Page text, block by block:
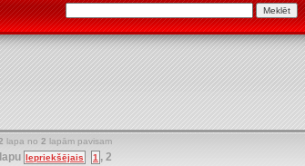
lapa no 2 lapām pavisam
Iepriekšējais 1 , 2